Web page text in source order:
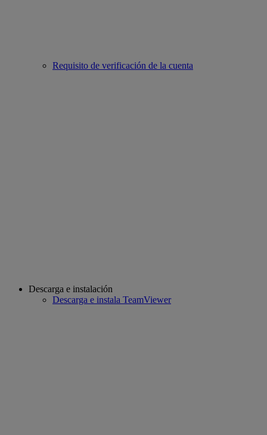
Requisito de verificación de la cuenta
Descarga e instalación
Descarga e instala TeamViewer